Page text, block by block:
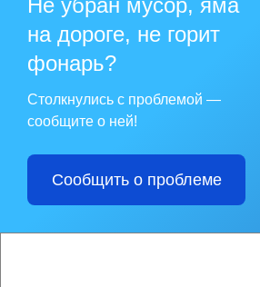
Не убран мусор, яма
на дороге, не горит
фонарь?
Столкнулись с проблемой —
сообщите о ней!
Сообщить о проблеме